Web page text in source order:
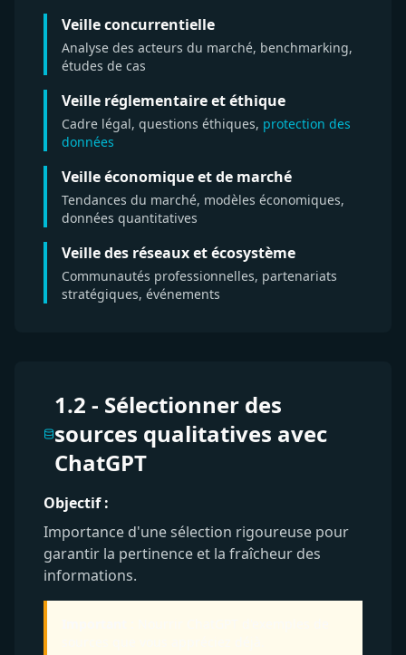
Veille concurrentielle
Analyse des acteurs du marché, benchmarking,
études de cas
Veille réglementaire et éthique
Cadre légal, questions éthiques, protection des
données
Veille économique et de marché
Tendances du marché, modèles économiques,
données quantitatives
Veille des réseaux et écosystème
Communautés professionnelles, partenariats
stratégiques, événements
1.2 - Sélectionner des
sources qualitatives avec
ChatGPT
Objectif :
Importance d'une sélection rigoureuse pour
garantir la pertinence et la fraîcheur des
informations.